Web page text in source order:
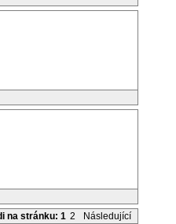
na stránku: 1 2 Následující